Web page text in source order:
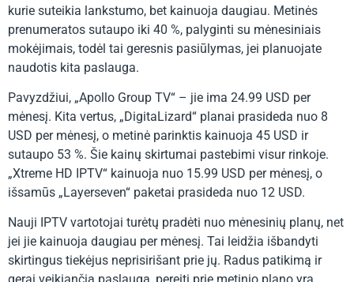
kurie suteikia lankstumo, bet kainuoja daugiau. Metinės
prenumeratos sutaupo iki 40 %, palyginti su mėnesiniais
mokėjimais, todėl tai geresnis pasiūlymas, jei planuojate
naudotis kita paslauga.
Pavyzdžiui, „Apollo Group TV“ – jie ima 24.99 USD per
mėnesį. Kita vertus, „DigitaLizard“ planai prasideda nuo 8
USD per mėnesį, o metinė parinktis kainuoja 45 USD ir
sutaupo 53 %. Šie kainų skirtumai pastebimi visur rinkoje.
„Xtreme HD IPTV“ kainuoja nuo 15.99 USD per mėnesį, o
išsamūs „Layerseven“ paketai prasideda nuo 12 USD.
Nauji IPTV vartotojai turėtų pradėti nuo mėnesinių planų, net
jei jie kainuoja daugiau per mėnesį. Tai leidžia išbandyti
skirtingus tiekėjus neprisirišant prie jų. Radus patikimą ir